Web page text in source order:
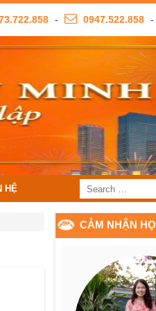
- 0947.522.858 -
HỆ
CẢM NHẬN
nhỏ!!!”